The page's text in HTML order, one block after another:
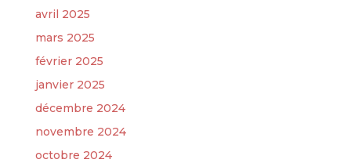
avril 2025
mars 2025
février 2025
janvier 2025
décembre 2024
novembre 2024
octobre 2024